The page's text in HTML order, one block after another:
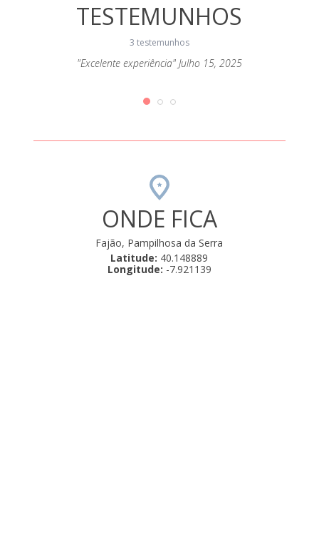
TESTEMUNHOS
3 testemunhos
"Excelente experiência" Julho 15, 2025
ONDE FICA
Fajão, Pampilhosa da Serra
Latitude: 40.148889
Longitude: -7.921139